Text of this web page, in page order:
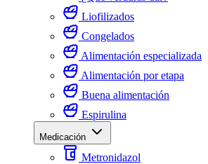
Liofilizados
Congelados
Alimentación especializada
Alimentación por etapa
Buena alimentación
Espirulina
Medicación
Metronidazol